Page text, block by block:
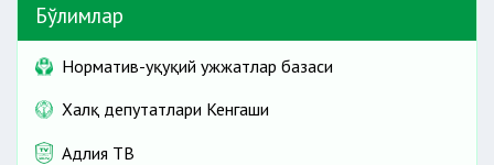
Бўлимлар
Норматив-ҳуқуқий ҳужжатлар базаси
Халқ депутатлари Кенгаши
Адлия ТВ